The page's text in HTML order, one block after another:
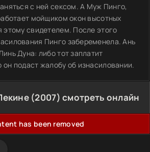
с ней сексом. А Муж Пинго,
мойщиком окон высотных
этому свидетелем. После этого
Пинго забеременела. Ань
Дуна: либо тот заплатит
подаст жалобу об изнасиловании.
(2007) смотреть онлайн
has been removed